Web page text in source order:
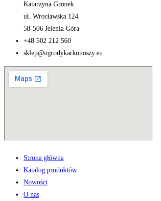
Katarzyna Gronek
ul. Wrocławska 124
58-506 Jelenia Góra
+48 502 212 560
sklep@ogrodykarkonoszy.eu
Strona główna
Katalog produktów
Nowości
O nas